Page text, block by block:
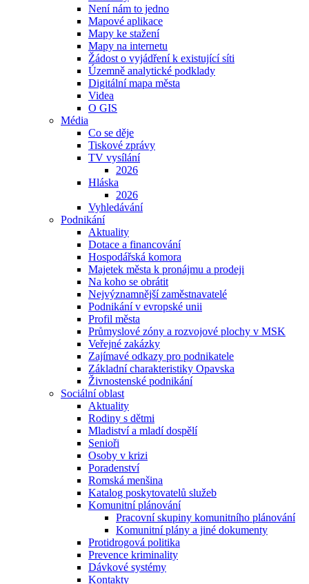
Není nám to jedno
Mapové aplikace
Mapy ke stažení
Mapy na internetu
Žádost o vyjádření k existující síti
Územně analytické podklady
Digitální mapa města
Videa
O GIS
Média
Co se děje
Tiskové zprávy
TV vysílání
2026
Hláska
2026
Vyhledávání
Podnikání
Aktuality
Dotace a financování
Hospodářská komora
Majetek města k pronájmu a prodeji
Na koho se obrátit
Nejvýznamnější zaměstnavatelé
Podnikání v evropské unii
Profil města
Průmyslové zóny a rozvojové plochy v MSK
Veřejné zakázky
Zajímavé odkazy pro podnikatele
Základní charakteristiky Opavska
Živnostenské podnikání
Sociální oblast
Aktuality
Rodiny s dětmi
Mladiství a mladí dospělí
Senioři
Osoby v krizi
Poradenství
Romská menšina
Katalog poskytovatelů služeb
Komunitní plánování
Pracovní skupiny komunitního plánování
Komunitní plány a jiné dokumenty
Protidrogová politika
Prevence kriminality
Dávkové systémy
Kontakty